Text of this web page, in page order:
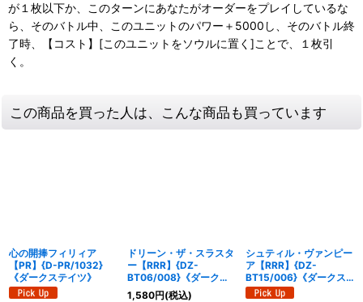
が１枚以下か、このターンにあなたがオーダーをプレイしているな
ら、そのバトル中、このユニットのパワー＋5000し、そのバトル終
了時、【コスト】[このユニットをソウルに置く]ことで、１枚引
く。
この商品を買った人は、こんな商品も買っています
心の開捧フィリィア
【PR】{D-PR/1032}
《ダークステイツ》
ドリーン・ザ・スラスタ
ー【RRR】{DZ-
BT06/008}《ダークス
テイツ》
1,580円(税込)
シュティル・ヴァンピー
ア【RRR】{DZ-
BT15/006}《ダークス
テイツ》